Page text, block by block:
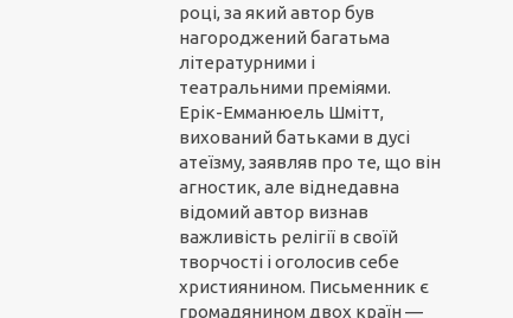
році, за який автор був
нагороджений багатьма
літературними і
театральними преміями.
Ерік-Емманюель Шмітт,
вихований батьками в дусі
атеїзму, заявляв про те, що він
агностик, але віднедавна
відомий автор визнав
важливість релігії в своїй
творчості і оголосив себе
християнином. Письменник є
громадянином двох країн —